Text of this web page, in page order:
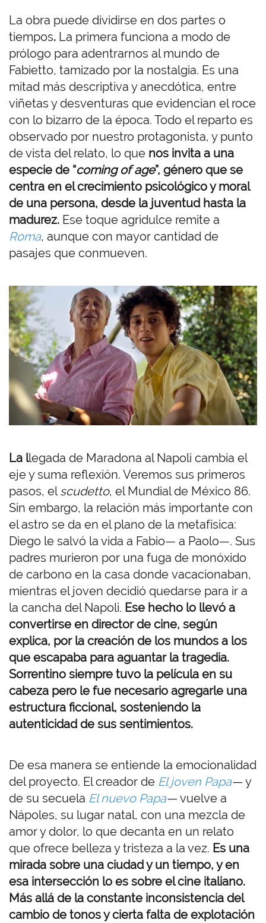
La obra puede dividirse en dos partes o
tiempos. La primera funciona a modo de
prólogo para adentrarnos al mundo de
Fabietto, tamizado por la nostalgia. Es una
mitad más descriptiva y anecdótica, entre
viñetas y desventuras que evidencian el roce
con lo bizarro de la época. Todo el reparto es
observado por nuestro protagonista, y punto
de vista del relato, lo que nos invita a una
especie de “coming of age”, género que se
centra en el crecimiento psicológico y moral
de una persona, desde la juventud hasta la
madurez. Ese toque agridulce remite a
Roma, aunque con mayor cantidad de
pasajes que conmueven.
La llegada de Maradona al Napoli cambia el
eje y suma reflexión. Veremos sus primeros
pasos, elscudetto, el Mundial de México 86.
Sin embargo, la relación más importante con
el astro se da en el plano de la metafísica:
Diego le salvó la vida a Fabio— a Paolo—. Sus
padres murieron por una fuga de monóxido
de carbono en la casa donde vacacionaban,
mientras el joven decidió quedarse para ir a
la cancha del Napoli. Ese hecho lo llevó a
convertirse en director de cine, según
explica, por la creación de los mundos a los
que escapaba para aguantar la tragedia.
Sorrentino siempre tuvo la película en su
cabeza pero le fue necesario agregarle una
estructura ficcional, sosteniendo la
autenticidad de sus sentimientos.
De esa manera se entiende la emocionalidad
del proyecto. El creador de El joven Papa— y
de su secuela El nuevo Papa— vuelve a
Nápoles, su lugar natal, con una mezcla de
amor y dolor, lo que decanta en un relato
que ofrece belleza y tristeza a la vez. Es una
mirada sobre una ciudad y un tiempo, y en
esa intersección lo es sobre el cine italiano.
Más allá de la constante inconsistencia del
cambio de tonos y cierta falta de explotación